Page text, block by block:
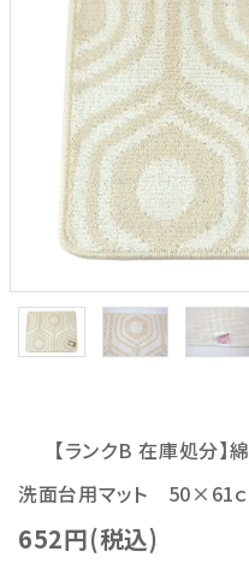
【ランクB 在庫処分】
洗面台用マット 50×61
652円(税込)